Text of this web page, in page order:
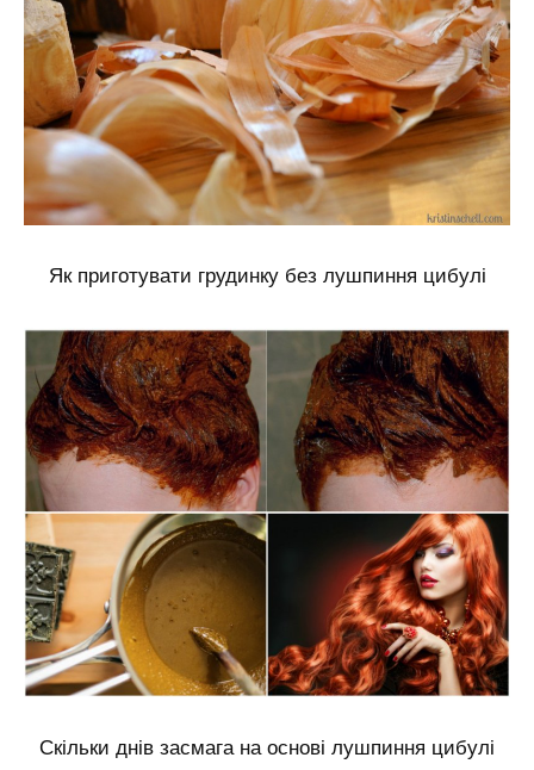
Як приготувати грудинку без лушпиння цибулі
Скільки днів засмага на основі лушпиння цибулі